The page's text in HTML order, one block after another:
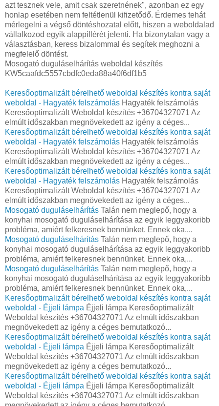
azt tesznek vele, amit csak szeretnének", azonban ez egy
honlap esetében nem feltétlenül kifizetődő. Érdemes tehát
mérlegelni a végső döntéshozatal előtt, hiszen a weboldalad
vállalkozod egyik alappillérét jelenti. Ha bizonytalan vagy a
választásban, keress bizalommal és segítek meghozni a
megfelelő döntést.
Mosogató duguláselhárítás weboldal készítés
KW5caafdc5557cbdfc0eda88a40f6df1b5
Keresőoptimalizált bérelhető weboldal készítés kontra saját
weboldal - Hagyaték felszámolás Hagyaték felszámolás
Keresőoptimalizált Weboldal készítés +36704327071 Az
elmúlt időszakban megnövekedett az igény a céges...
Keresőoptimalizált bérelhető weboldal készítés kontra saját
weboldal - Hagyaték felszámolás Hagyaték felszámolás
Keresőoptimalizált Weboldal készítés +36704327071 Az
elmúlt időszakban megnövekedett az igény a céges...
Keresőoptimalizált bérelhető weboldal készítés kontra saját
weboldal - Hagyaték felszámolás Hagyaték felszámolás
Keresőoptimalizált Weboldal készítés +36704327071 Az
elmúlt időszakban megnövekedett az igény a céges...
Mosogató duguláselhárítás Talán nem meglepő, hogy a
konyhai mosogató duguláselhárítása az egyik leggyakoribb
probléma, amiért felkeresnek bennünket. Ennek oka,...
Mosogató duguláselhárítás Talán nem meglepő, hogy a
konyhai mosogató duguláselhárítása az egyik leggyakoribb
probléma, amiért felkeresnek bennünket. Ennek oka,...
Mosogató duguláselhárítás Talán nem meglepő, hogy a
konyhai mosogató duguláselhárítása az egyik leggyakoribb
probléma, amiért felkeresnek bennünket. Ennek oka,...
Keresőoptimalizált bérelhető weboldal készítés kontra saját
weboldal - Éjjeli lámpa Éjjeli lámpa Keresőoptimalizált
Weboldal készítés +36704327071 Az elmúlt időszakban
megnövekedett az igény a céges bemutatkozó...
Keresőoptimalizált bérelhető weboldal készítés kontra saját
weboldal - Éjjeli lámpa Éjjeli lámpa Keresőoptimalizált
Weboldal készítés +36704327071 Az elmúlt időszakban
megnövekedett az igény a céges bemutatkozó...
Keresőoptimalizált bérelhető weboldal készítés kontra saját
weboldal - Éjjeli lámpa Éjjeli lámpa Keresőoptimalizált
Weboldal készítés +36704327071 Az elmúlt időszakban